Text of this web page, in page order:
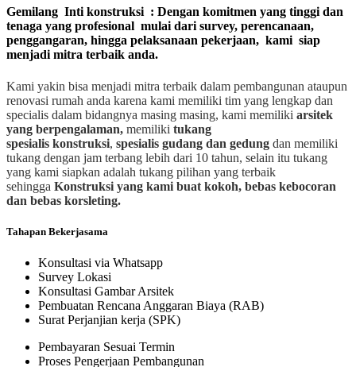
Gemilang Inti konstruksi : Dengan komitmen yang tinggi dan
tenaga yang profesional mulai dari survey, perencanaan,
penggangaran, hingga pelaksanaan pekerjaan, kami siap
menjadi mitra terbaik anda.
Kami yakin bisa menjadi mitra terbaik dalam pembangunan ataupun
renovasi rumah anda karena kami memiliki tim yang lengkap dan
specialis dalam bidangnya masing masing, kami memiliki arsitek
yang berpengalaman, memiliki tukang
spesialis konstruksi, spesialis gudang dan gedung dan memiliki
tukang dengan jam terbang lebih dari 10 tahun, selain itu tukang
yang kami siapkan adalah tukang pilihan yang terbaik
sehingga Konstruksi yang kami buat kokoh, bebas kebocoran
dan bebas korsleting.
Tahapan Bekerjasama
Konsultasi via Whatsapp
Survey Lokasi
Konsultasi Gambar Arsitek
Pembuatan Rencana Anggaran Biaya (RAB)
Surat Perjanjian kerja (SPK)
Pembayaran Sesuai Termin
Proses Pengerjaan Pembangunan